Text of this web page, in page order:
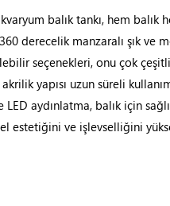
balık tankı, hem balık
derecelik manzaralı şık ve
seçenekleri, onu çok
yapısı uzun süreli
aydınlatma, balık için
estetiğini ve işlevselliğini